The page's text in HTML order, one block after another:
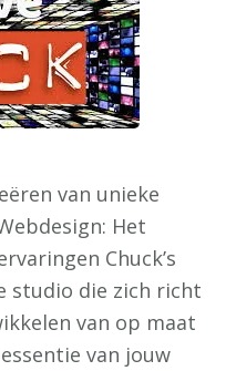
van unieke
Het
Chuck’s
studio die zich richt
van op maat
van jouw